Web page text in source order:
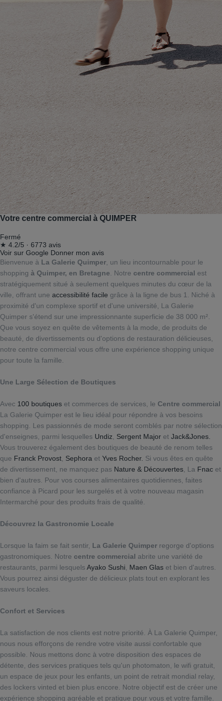
Votre centre commercial à QUIMPER
Fermé
★ 4.2/5 · 6773 avis
Voir sur Google Donner mon avis
Bienvenue à La Galerie Quimper , un lieu incontournable pour le
shopping à Quimper, en Bretagne . Notre centre commercial est
stratégiquement situé à seulement quelques minutes du cœur de la
ville, offrant une accessibilité facile grâce à la ligne de bus 1. Niché à
proximité d'un complexe sportif et d'une université, La Galerie
Quimper s'étend sur une impressionnante superficie de 38 000 m².
Que vous soyez en quête de vêtements à la mode, de produits de
beauté, de divertissements ou d'options de restauration délicieuses,
notre centre commercial vous offre une expérience shopping unique
pour toute la famille.
Une Large Sélection de Boutiques
Avec 100 boutiques et commerces de services, le Centre commercial
La Galerie Quimper est le lieu idéal pour répondre à vos besoins
shopping. Les passionnés de mode seront comblés par notre sélection
d'enseignes, parmi lesquelles Undiz Sergent Major et Jack&Jones.
Vous trouverez également des boutiques de beauté de renom telles
que Franck Provost Sephora et Yves Rocher. Si vous êtes en quête
de divertissement, ne manquez pas Nature & Découvertes , La Fnac et
bien d'autres. Pour vos courses alimentaires quotidiennes, faites
confiance à Picard pour les surgelés et à votre nouveau magasin
Intermarché pour des produits frais de qualité.
Découvrez la Gastronomie Locale
Lorsque la faim se fait sentir, La Galerie Quimper regorge d'options
gastronomiques. Notre centre commercial abrite une variété de
restaurants, parmi lesquels Ayako Sushi Maen Glas et bien d'autres.
Vous pourrez ainsi déguster de délicieux plats tout en explorant les
saveurs locales.
Confort et Services
La satisfaction de nos clients est notre priorité. À La Galerie Quimper,
nous nous efforçons de rendre votre visite aussi confortable que
possible. Nous mettons donc à votre disposition des espaces de
détente, des services pratiques tels qu'un photomaton, le wifi gratuit,
un espace de jeux pour les enfants, un point de retrait mondial relay,
des lockers vinted et bien plus encore. Notre objectif est de créer une
expérience shopping agréable et pratique pour vous et votre famille.